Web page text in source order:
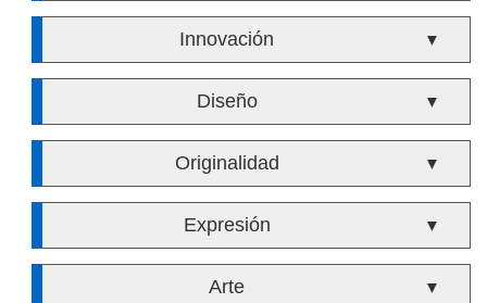
Innovación ▼
Diseño ▼
Originalidad ▼
Expresión ▼
Arte ▼